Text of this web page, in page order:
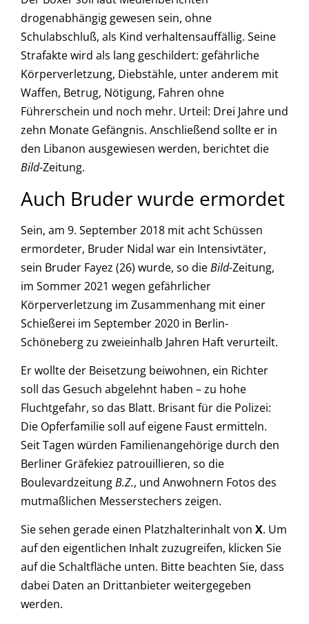
drogenabhängig gewesen sein, ohne
Schulabschluß, als Kind verhaltensauffällig. Seine
Strafakte wird als lang geschildert: gefährliche
Körperverletzung, Diebstähle, unter anderem mit
Waffen, Betrug, Nötigung, Fahren ohne
Führerschein und noch mehr. Urteil: Drei Jahre und
zehn Monate Gefängnis. Anschließend sollte er in
den Libanon ausgewiesen werden, berichtet die
Bild-Zeitung.
Auch Bruder wurde ermordet
Sein, am 9. September 2018 mit acht Schüssen
ermordeter, Bruder Nidal war ein Intensivtäter,
sein Bruder Fayez (26) wurde, so dieBild-Zeitung,
im Sommer 2021 wegen gefährlicher
Körperverletzung im Zusammenhang mit einer
Schießerei im September 2020 in Berlin-
Schöneberg zu zweieinhalb Jahren Haft verurteilt.
Er wollte der Beisetzung beiwohnen, ein Richter
soll das Gesuch abgelehnt haben – zu hohe
Fluchtgefahr, so das Blatt. Brisant für die Polizei:
Die Opferfamilie soll auf eigene Faust ermitteln.
Seit Tagen würden Familienangehörige durch den
Berliner Gräfekiez patrouillieren, so die
BoulevardzeitungB.Z., und Anwohnern Fotos des
mutmaßlichen Messerstechers zeigen.
Sie sehen gerade einen Platzhalterinhalt von X. Um
auf den eigentlichen Inhalt zuzugreifen, klicken Sie
auf die Schaltfläche unten. Bitte beachten Sie, dass
dabei Daten an Drittanbieter weitergegeben
werden.